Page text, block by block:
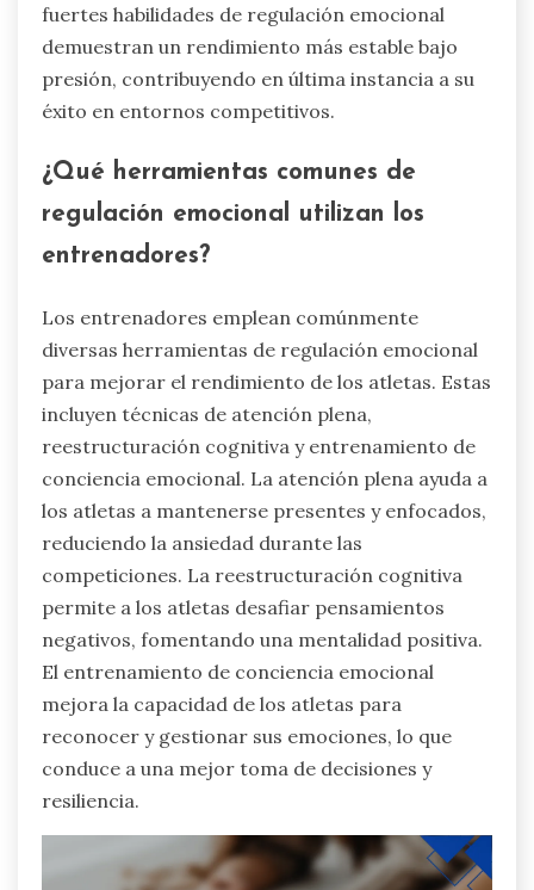
fuertes habilidades de regulación emocional
demuestran un rendimiento más estable bajo
presión, contribuyendo en última instancia a su
éxito en entornos competitivos.
¿Qué herramientas comunes de
regulación emocional utilizan los
entrenadores?
Los entrenadores emplean comúnmente
diversas herramientas de regulación emocional
para mejorar el rendimiento de los atletas. Estas
incluyen técnicas de atención plena,
reestructuración cognitiva y entrenamiento de
conciencia emocional. La atención plena ayuda a
los atletas a mantenerse presentes y enfocados,
reduciendo la ansiedad durante las
competiciones. La reestructuración cognitiva
permite a los atletas desafiar pensamientos
negativos, fomentando una mentalidad positiva.
El entrenamiento de conciencia emocional
mejora la capacidad de los atletas para
reconocer y gestionar sus emociones, lo que
conduce a una mejor toma de decisiones y
resiliencia.